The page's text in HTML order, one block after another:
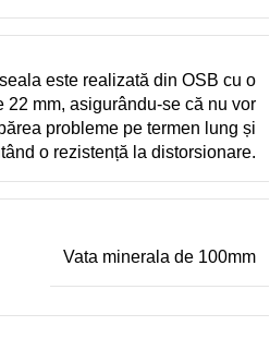
este realizată din OSB cu o
22 mm, asigurându-se că nu vor
probleme pe termen lung și
o rezistență la distorsionare.
Vata minerala de 100mm